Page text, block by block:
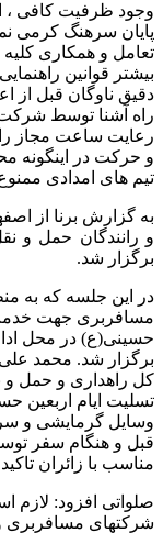
وجود ظرفیت کافی ،
پایان سرهنگ کرمی
تعامل و همکاری کلیه
بیشتر قوانین
دقیق ناوگان قبل از
راه آشنا توسط
رعایت ساعت مجاز
و حرکت در اینگونه
تیم های امدادی
به گزارش برنا از
و رانندگان حمل و
برگزار شد.
در این جلسه که به
مسافربری جهت
حسینی(ع) در محل
برگزار شد. محمد
کل راهداری و حمل
تسلیت ایام اربعین
وسایل گرمایشی و
قبل و هنگام سفر
مناسب با زائران
صلواتی افزود: لازم